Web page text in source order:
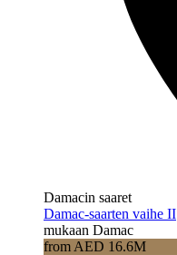
Damacin saaret
Damac-saarten vaihe II
mukaan Damac
from AED 16.6M